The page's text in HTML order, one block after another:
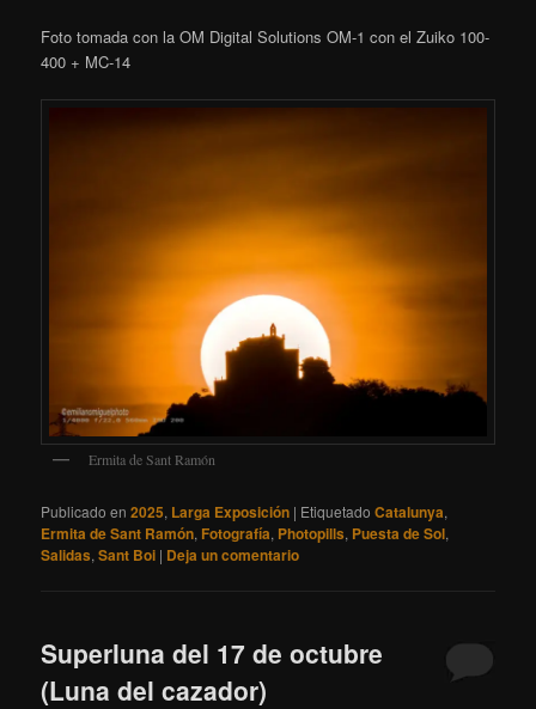
Foto tomada con la OM Digital Solutions OM-1 con el Zuiko 100-
400 + MC-14
Ermita de Sant Ramón
Publicado en 2025, Larga Exposición | Etiquetado Catalunya,
Ermita de Sant Ramón, Fotografía, Photopills, Puesta de Sol,
Salidas,Sant Boi | Deja un comentario
Superluna del 17 de octubre
(Luna del cazador)